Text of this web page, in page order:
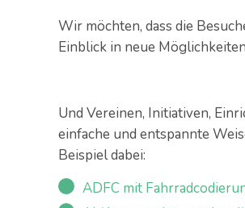
Wir möchten, dass die
Einblick in neue
Und Vereinen, Initiativen,
einfache und entspannte
Beispiel dabei:
ADFC mit